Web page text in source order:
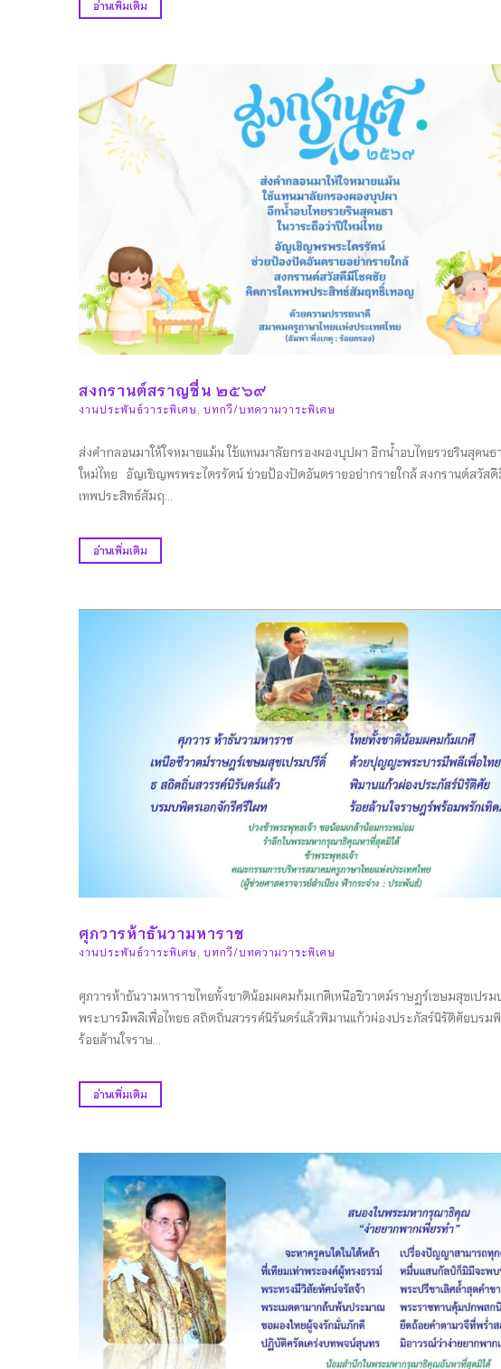
อ่านเพิ่มเติม
สงกรานต์สราญชื่น ๒๕๖๙
งานประพันธ์วาระพิเศษ บทกวี/บทความวาระพิเศษ
ส่งคำกลอนมาให้ใจหมายแม้น ใช้แทนมาลัยกรองผองบุปผา อีกน้ำอบไทยรวยรินสุคนธ
ใหม่ไทย อัญเชิญพรพระไตรรัตน์ ช่วยป้องปัดอันตรายอย่ากรายใกล้ สงกรานต์สวัส
เทพประสิทธ์สัมฤ...
อ่านเพิ่มเติม
ศุภวารห้าธันวามหาราช
งานประพันธ์วาระพิเศษ บทกวี/บทความวาระพิเศษ
ศุภวารห้าธันวามหาราชไทยทั้งชาติน้อมผคมก้มเกศีเหนือชีวาตม์ราษฏร์เขษมสุขเป
พระบารมีพลีเพื่อไทยธ สถิตถิ่นสวรรค์นิรันดร์แล้วพิมานแก้วผ่องประภัสร์นิรัติศัยบรมพิ
ร้อยล้านใจราษ...
อ่านเพิ่มเติม